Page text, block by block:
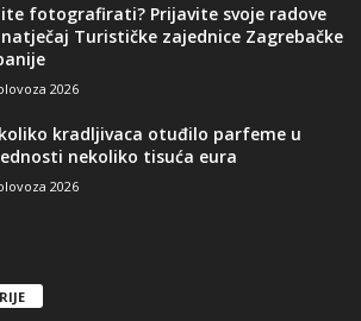
fotografirati? Prijavite svoje radove
Turističke zajednice Zagrebačke
2026
kradljivaca otuđilo parfeme u
nekoliko tisuća eura
2026